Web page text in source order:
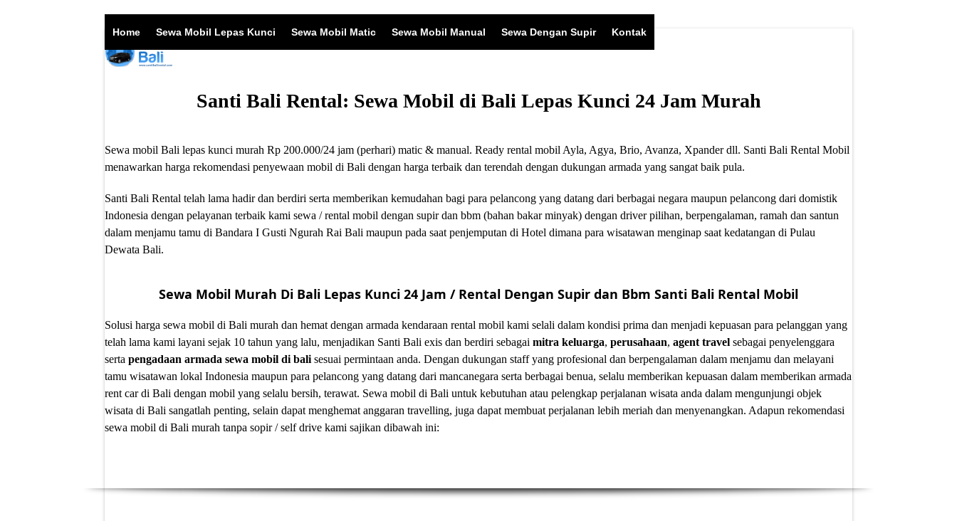
Home Sewa Mobil Lepas Kunci Sewa Mobil Matic Sewa Mobil Manual Sewa Dengan Supir Kontak
Santi Bali Rental: Sewa Mobil di Bali Lepas Kunci 24 Jam Murah
Sewa mobil Bali lepas kunci murah Rp 200.000/24 jam (perhari) matic & manual. Ready rental mobil Ayla, Agya, Brio, Avanza, Xpander dll. Santi Bali Rental Mobil
menawarkan harga rekomendasi penyewaan mobil di Bali dengan harga terbaik dan terendah dengan dukungan armada yang sangat baik pula.
Santi Bali Rental telah lama hadir dan berdiri serta memberikan kemudahan bagi para pelancong yang datang dari berbagai negara maupun pelancong dari domistik
Indonesia dengan pelayanan terbaik kami sewa / rental mobil dengan supir dan bbm (bahan bakar minyak) dengan driver pilihan, berpengalaman, ramah dan santun
dalam menjamu tamu di Bandara I Gusti Ngurah Rai Bali maupun pada saat penjemputan di Hotel dimana para wisatawan menginap saat kedatangan di Pulau
Dewata Bali.
Sewa Mobil Murah Di Bali Lepas Kunci 24 Jam / Rental Dengan Supir dan Bbm Santi Bali Rental Mobil
Solusi harga sewa mobil di Bali murah dan hemat dengan armada kendaraan rental mobil kami selali dalam kondisi prima dan menjadi kepuasan para pelanggan yang
telah lama kami layani sejak 10 tahun yang lalu, menjadikan Santi Bali exis dan berdiri sebagai mitra keluarga, perusahaan, agent travel sebagai penyelenggara
serta pengadaan armada sewa mobil di bali sesuai permintaan anda. Dengan dukungan staff yang profesional dan berpengalaman dalam menjamu dan melayani
tamu wisatawan lokal Indonesia maupun para pelancong yang datang dari mancanegara serta berbagai benua, selalu memberikan kepuasan dalam memberikan armada
rent car di Bali dengan mobil yang selalu bersih, terawat. Sewa mobil di Bali untuk kebutuhan atau pelengkap perjalanan wisata anda dalam mengunjungi objek
wisata di Bali sangatlah penting, selain dapat menghemat anggaran travelling, juga dapat membuat perjalanan lebih meriah dan menyenangkan. Adapun rekomendasi
sewa mobil di Bali murah tanpa sopir/ self drive kami sajikan dibawah ini: